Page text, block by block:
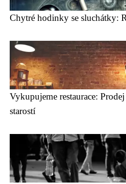
Chytré hodinky se sluchátky:
Vykupujeme restaurace:
starostí